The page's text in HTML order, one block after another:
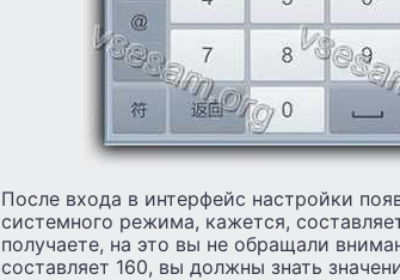
После входа в интерфейс настройки
системного режима, кажется,
получаете, на это вы не обращали
составляет 160, вы должны знать